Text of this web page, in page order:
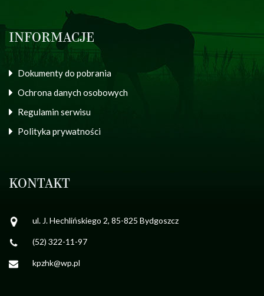
INFORMACJE
Dokumenty do pobrania
Ochrona danych osobowych
Regulamin serwisu
Polityka prywatności
KONTAKT
ul. J. Hechlińskiego 2, 85-825 Bydgoszcz
(52) 322-11-97
kpzhk@wp.pl